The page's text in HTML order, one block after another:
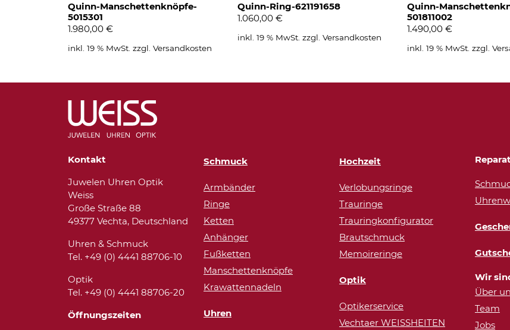
Quinn-Manschettenknöpfe-
5015301
1.980,00 €
inkl. 19 % MwSt. zzgl. Versandkosten
Quinn-Ring-621191658
1.060,00 €
inkl. 19 % MwSt. zzgl. Versandkosten
Quinn-
501811002
1.490,00 €
inkl. 19 % MwSt. zzgl.
Kontakt
Juwelen Uhren Optik
Weiss
Große Straße 88
49377 Vechta, Deutschland
Uhren & Schmuck
Tel. +49 (0) 4441 88706-10
Optik
Tel. +49 (0) 4441 88706-20
Öffnungszeiten
Schmuck
Armbänder
Ringe
Ketten
Anhänger
Fußketten
Manschettenknöpfe
Krawattennadeln
Uhren
Hochzeit
Verlobungsringe
Trauringe
Trauringkonfigurator
Brautschmuck
Memoireringe
Optik
Optikerservice
Vechtaer WEISSHEITEN
Wir
Über
Team
Jobs